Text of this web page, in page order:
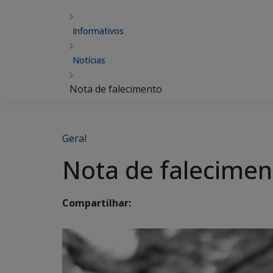
Informativos
Notícias
Nota de falecimento
Geral
Nota de
Compartilhar: